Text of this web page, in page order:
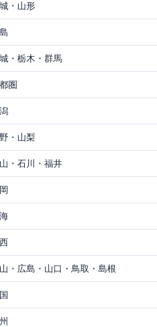
・山形
・栃木・群馬
圏
・山梨
・石川・福井
・広島・山口・鳥取・島根